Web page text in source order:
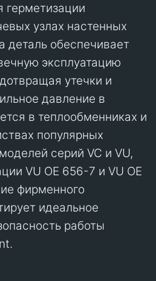
герметизации
узлах настенных
деталь обеспечивает
эксплуатацию
утечки и
давление в
в теплообменниках и
популярных
серий VC и VU,
VU OE 656-7 и VU OE
фирменного
идеальное
работы